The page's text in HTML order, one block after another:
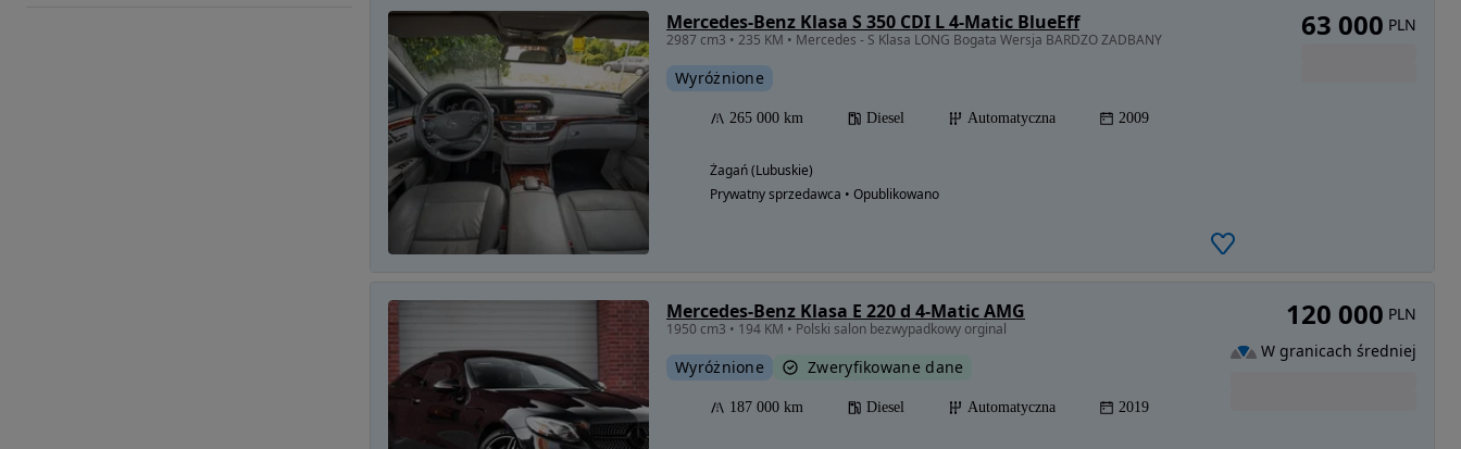
Mercedes-Benz Klasa S 350 CDI L 4-Matic BlueEff
2987 cm3 • 235 KM • Mercedes - S Klasa LONG Bogata Wersja BARDZO ZADBANY
Wyróżnione
265 000 km Diesel Automatyczna 2009
Żagań (Lubuskie)
Prywatny sprzedawca • Opublikowano
63 000 PLN
Mercedes-Benz Klasa E 220 d 4-Matic AMG
1950 cm3 • 194 KM • Polski salon bezwypadkowy orginal
Wyróżnione Zweryfikowane dane
187 000 km Diesel Automatyczna 2019
120 000 PLN
W granicach średniej